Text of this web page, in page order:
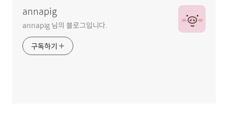
annapig
annapig 님의 블로그입니다.
구독하기